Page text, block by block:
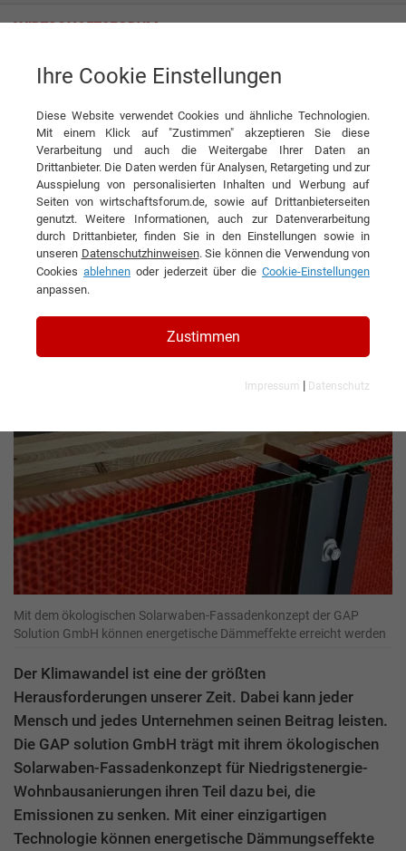
GAP-Solution GmbH
Interview GAP-Solution GmbH
DIESEN ARTIKEL EMPFEHLEN
Mit Sanierung gegen den
Klimawandel arbeiten
Aschauer, Geschäftsführer der GAP
solution GmbH
Mit dem ökologischen Solarwaben-Fassadenkonzept der GAP
Solution GmbH können energetische Dämmeffekte erreicht werden
Der Klimawandel ist eine der größten
Herausforderungen unserer Zeit. Dabei kann jeder
Mensch und jedes Unternehmen seinen Beitrag leisten.
Die GAP solution GmbH trägt mit ihrem ökologischen
Solarwaben-Fassadenkonzept für Niedrigstenergie-
Wohnbausanierungen ihren Teil dazu bei, die
Emissionen zu senken. Mit einer einzigartigen
Technologie können energetische Dämmungseffekte
Ihre Cookie Einstellungen
Diese Website verwendet Cookies und ähnliche Technologien.
Mit einem Klick auf "Zustimmen" akzeptieren Sie diese
Verarbeitung und auch die Weitergabe Ihrer Daten an
Drittanbieter. Die Daten werden für Analysen, Retargeting und zur
Ausspielung von personalisierten Inhalten und Werbung auf
Seiten von wirtschaftsforum.de, sowie auf Drittanbieterseiten
genutzt. Weitere Informationen, auch zur Datenverarbeitung
durch Drittanbieter, finden Sie in den Einstellungen sowie in
unseren Datenschutzhinweisen. Sie können die Verwendung von
Cookies ablehnen oder jederzeit über die Cookie-Einstellungen
anpassen.
Zustimmen
Impressum | Datenschutz